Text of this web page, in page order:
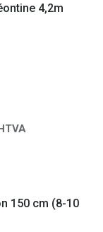
4,2m
150 cm (8-10